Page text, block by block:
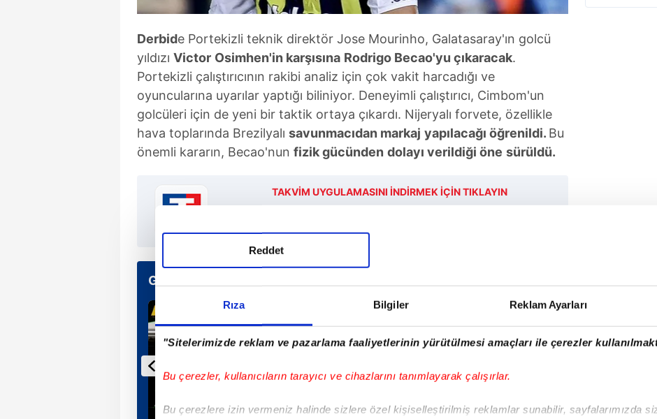
Rıza Bilgiler Reklam Ayarları
"Sitelerimizde reklam ve pazarlama faaliyetlerinin yürütülmesi amaçları ile çerezler
Bu çerezler, kullanıcıların tarayıcı ve cihazlarını tanımlayarak çalışırlar.
Bu çerezlere izin vermeniz halinde sizlere özel kişiselleştirilmiş reklamlar sunabilir, sayfalarımızda
Reddet
Derbide Portekizli teknik direktör Jose Mourinho, Galatasaray'ın golcü
yıldızı Victor Osimhen'in karşısına Rodrigo Becao'yu çıkaracak.
Portekizli çalıştırıcının rakibi analiz için çok vakit harcadığı ve
oyuncularına uyarılar yaptığı biliniyor. Deneyimli çalıştırıcı, Cimbom'un
golcüleri için de yeni bir taktik ortaya çıkardı. Nijeryalı forvete, özellikle
hava toplarında Brezilyalı savunmacıdan markaj yapılacağı öğrenildi. Bu
önemli kararın, Becao'nun fizik gücünden dolayı verildiği öne sürüldü.
TAKVİM UYGULAMASINI İNDİRMEK İÇİN TIKLAYIN
Günün Manşetleri